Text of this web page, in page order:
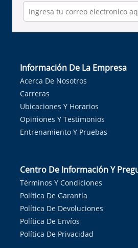
Información De La Empresa
Acerca De Nosotros
Carreras
Ubicaciones Y Horarios
Opiniones Y Testimonios
Entrenamiento Y Pruebas
Centro De Información Y
Términos Y Condiciones
Política De Garantía
Política De Devoluciones
Política De Envíos
Política De Privacidad